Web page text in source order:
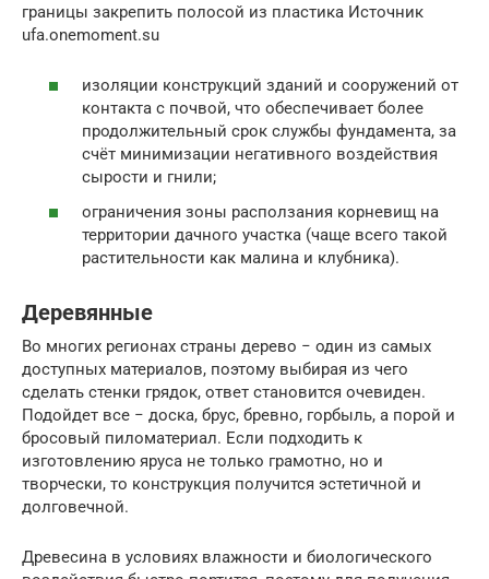
границы закрепить полосой из пластика Источник
ufa.onemoment.su
изоляции конструкций зданий и сооружений от
контакта с почвой, что обеспечивает более
продолжительный срок службы фундамента, за
счёт минимизации негативного воздействия
сырости и гнили;
ограничения зоны расползания корневищ на
территории дачного участка (чаще всего такой
растительности как малина и клубника).
Деревянные
Во многих регионах страны дерево − один из самых
доступных материалов, поэтому выбирая из чего
сделать стенки грядок, ответ становится очевиден.
Подойдет все − доска, брус, бревно, горбыль, а порой и
бросовый пиломатериал. Если подходить к
изготовлению яруса не только грамотно, но и
творчески, то конструкция получится эстетичной и
долговечной.
Древесина в условиях влажности и биологического